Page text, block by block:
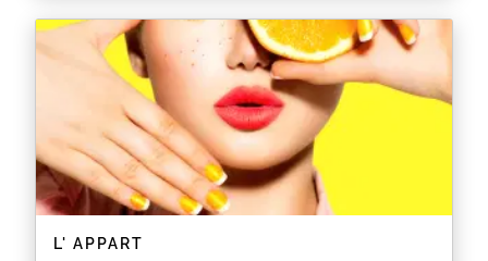
coupes pour homme et femme ainsi que des
colorations, des balayages et des soins capillaires.
EN SAVOIR PLUS
L' APPART